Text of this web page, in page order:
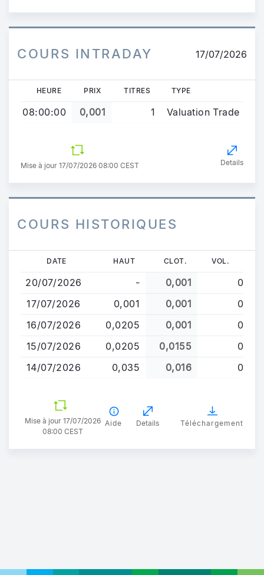
COURS INTRADAY 17/07/2026
HEURE PRIX TITRES TYPE
08:00:00 0,001 1 Valuation Trade
Mise à jour 17/07/2026 08:00 CEST Details
COURS HISTORIQUES
contenu
principal
DATE HAUT CLOT. VOL.
20/07/2026 - 0,001
0
17/07/2026
0,001 0,001
0
16/07/2026
0,0205 0,001
0
15/07/2026
0,0205 0,0155
0
14/07/2026
0,035 0,016 0
Mise à jour 17/07/2026
08:00 CEST
Aide Details Téléchargement